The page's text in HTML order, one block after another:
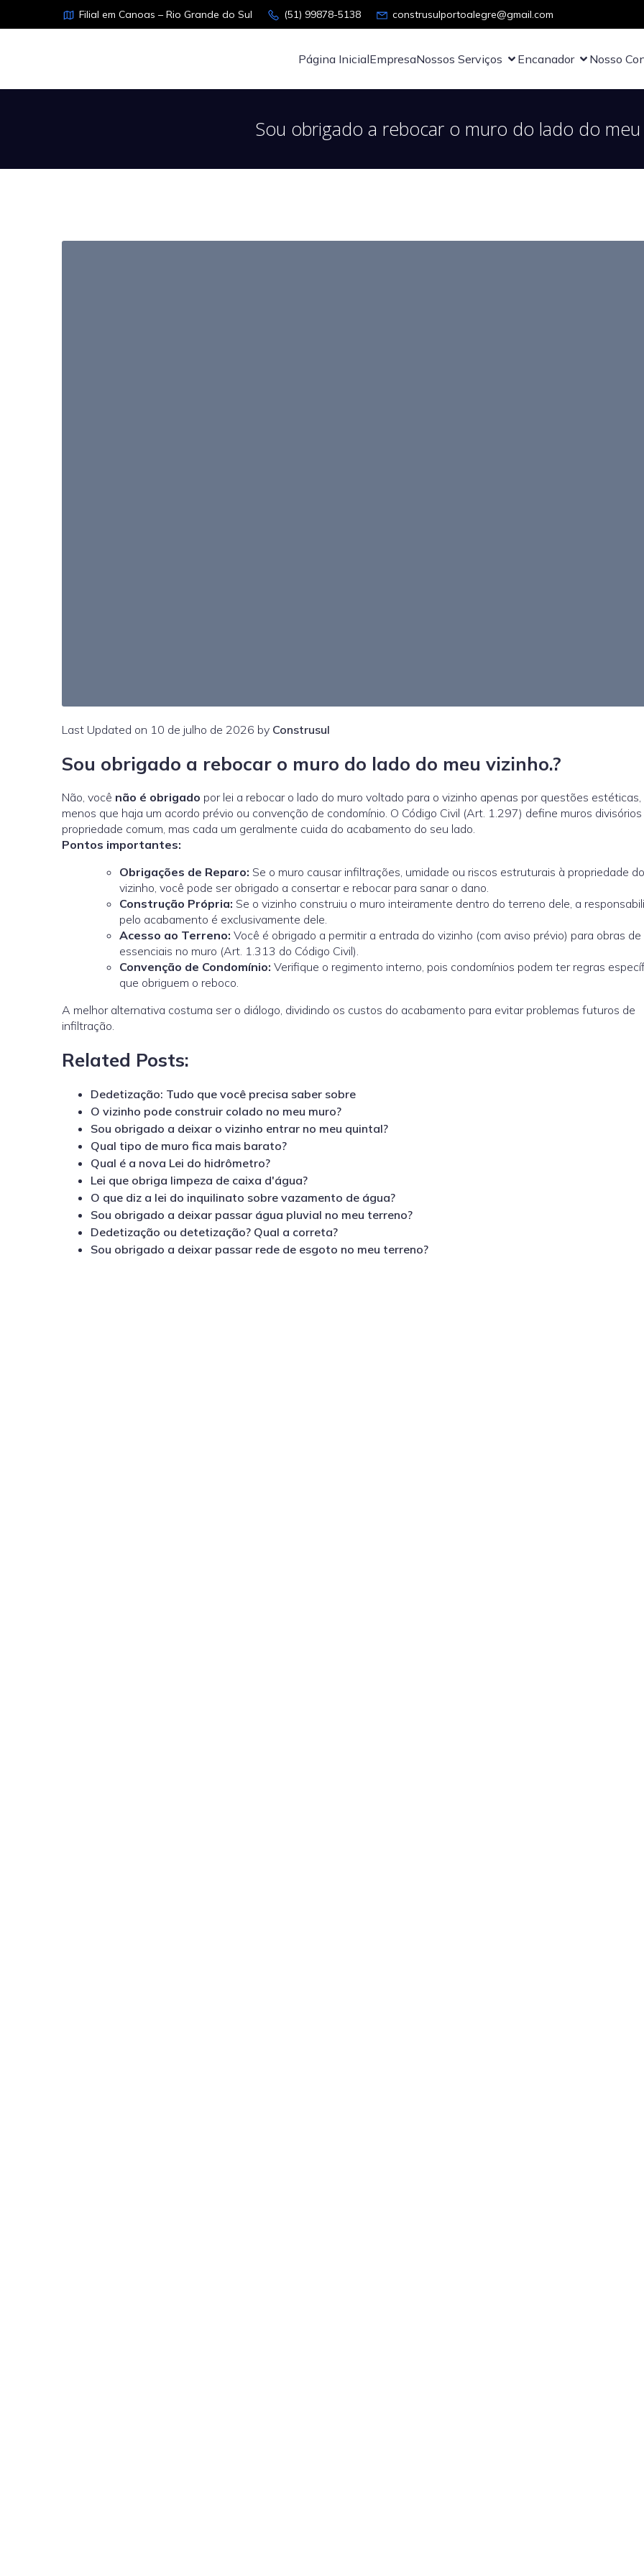
Filial em Canoas – Rio Grande do Sul (51) 99878-5138 construsulportoalegre@gmail.com
Página InicialEmpresaNossos Serviços Encanador Nosso
Sou obrigado a rebocar o muro do lado do meu
Last Updated on 10 de julho de 2026 by Construsul
Sou obrigado a rebocar o muro do lado do meu vizinho.?
Não, você não é obrigado por lei a rebocar o lado do muro voltado para o vizinho apenas por questões estéticas,
menos que haja um acordo prévio ou convenção de condomínio. O Código Civil (Art. 1.297) define muros
propriedade comum, mas cada um geralmente cuida do acabamento do seu lado.
Pontos importantes:
Obrigações de Reparo: Se o muro causar infiltrações, umidade ou riscos estruturais à propriedade do
vizinho, você pode ser obrigado a consertar e rebocar para sanar o dano.
Construção Própria: Se o vizinho construiu o muro inteiramente dentro do terreno dele, a
pelo acabamento é exclusivamente dele.
Acesso ao Terreno: Você é obrigado a permitir a entrada do vizinho (com aviso prévio) para obras
essenciais no muro (Art. 1.313 do Código Civil).
Convenção de Condomínio: Verifique o regimento interno, pois condomínios podem ter regras
que obriguem o reboco.
A melhor alternativa costuma ser o diálogo, dividindo os custos do acabamento para evitar problemas futuros de
infiltração.
Related Posts:
Dedetização: Tudo que você precisa saber sobre
O vizinho pode construir colado no meu muro?
Sou obrigado a deixar o vizinho entrar no meu quintal?
Qual tipo de muro fica mais barato?
Qual é a nova Lei do hidrômetro?
Lei que obriga limpeza de caixa d'água?
O que diz a lei do inquilinato sobre vazamento de água?
Sou obrigado a deixar passar água pluvial no meu terreno?
Dedetização ou detetização? Qual a correta?
Sou obrigado a deixar passar rede de esgoto no meu terreno?